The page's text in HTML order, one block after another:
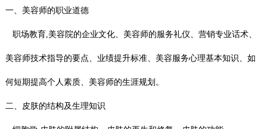
一、美容师的职业道德
职场教育,美容院的企业文化、美容师的服务礼仪、营销专业话术、
美容师技术指导的要点、业绩提升标准、美容服务心理基本知识、如
何短期提高个人素质、美容师的生涯规划。
二、皮肤的结构及生理知识